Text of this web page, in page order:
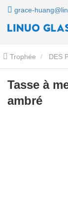
grace-
Trophée DES
mesurer en verre
Tasse à
ambré